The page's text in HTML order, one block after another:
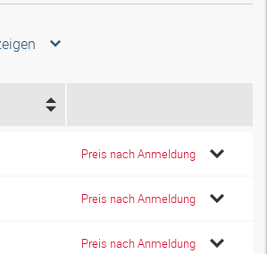
Preis nach Anmeldung
Preis nach Anmeldung
Preis nach Anmeldung